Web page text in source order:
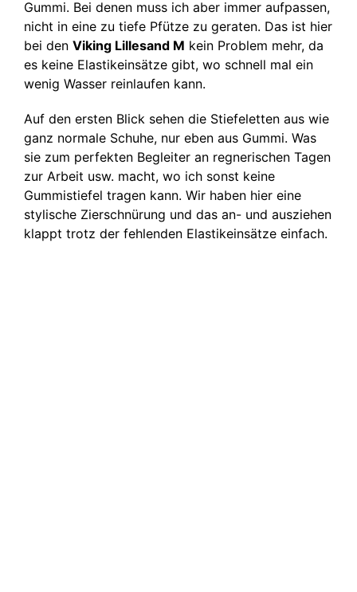
Gummi. Bei denen muss ich aber immer aufpassen,
nicht in eine zu tiefe Pfütze zu geraten. Das ist hier
bei den Viking Lillesand M kein Problem mehr, da
es keine Elastikeinsätze gibt, wo schnell mal ein
wenig Wasser reinlaufen kann.
Auf den ersten Blick sehen die Stiefeletten aus wie
ganz normale Schuhe, nur eben aus Gummi. Was
sie zum perfekten Begleiter an regnerischen Tagen
zur Arbeit usw. macht, wo ich sonst keine
Gummistiefel tragen kann. Wir haben hier eine
stylische Zierschnürung und das an- und ausziehen
klappt trotz der fehlenden Elastikeinsätze einfach.